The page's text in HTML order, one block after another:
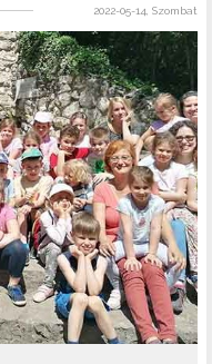
2022-05-14, Szombat